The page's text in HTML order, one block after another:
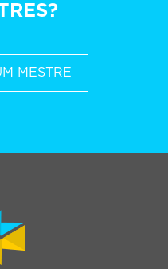
MESTRE